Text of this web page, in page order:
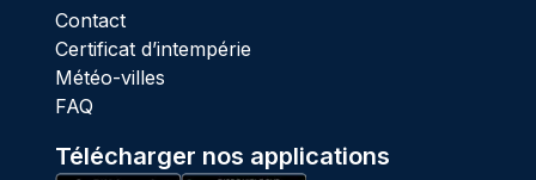
Contact
Certificat d’intempérie
Météo-villes
FAQ
Télécharger nos applications